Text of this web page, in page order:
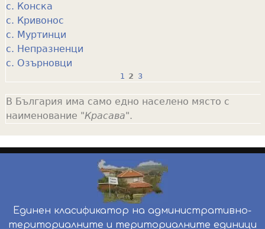
с. Конска
с. Кривонос
с. Муртинци
с. Непразненци
с. Озърновци
a
g
e
1 2 3
В България има само едно населено място с
наименование "Красава".
Единен класификатор на административно-
териториалните и териториалните единици